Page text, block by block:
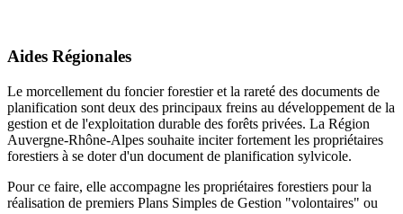
Aides Régionales
Le morcellement du foncier forestier et la rareté des documents de
planification sont deux des principaux freins au développement de la
gestion et de l'exploitation durable des forêts privées. La Région
Auvergne-Rhône-Alpes souhaite inciter fortement les propriétaires
forestiers à se doter d'un document de planification sylvicole.
Pour ce faire, elle accompagne les propriétaires forestiers pour la
réalisation de premiers Plans Simples de Gestion "volontaires" ou